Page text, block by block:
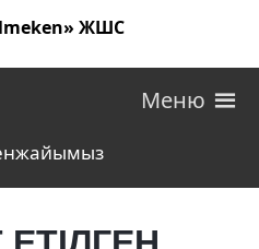
ЖШС
Меню